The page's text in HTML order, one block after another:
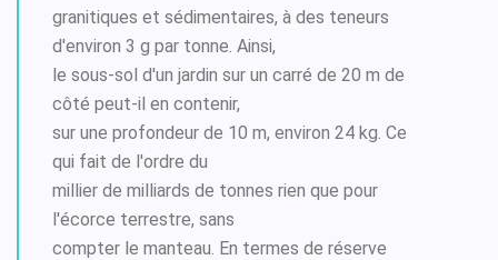
granitiques et sédimentaires, à des teneurs
d'environ 3 g par tonne. Ainsi,
le sous-sol d'un jardin sur un carré de 20 m de
côté peut-il en contenir,
sur une profondeur de 10 m, environ 24 kg. Ce
qui fait de l'ordre du
millier de milliards de tonnes rien que pour
l'écorce terrestre, sans
compter le manteau. En termes de réserve